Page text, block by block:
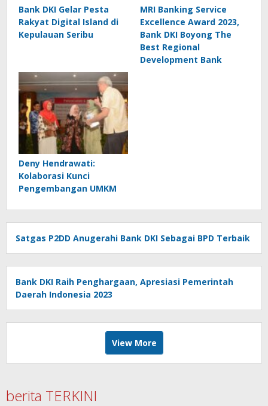
Bank DKI Gelar Pesta
Rakyat Digital Island di
Kepulauan Seribu
MRI Banking Service
Excellence Award 2023,
Bank DKI Boyong The
Best Regional
Development Bank
Deny Hendrawati:
Kolaborasi Kunci
Pengembangan UMKM
Satgas P2DD Anugerahi Bank DKI Sebagai BPD Terbaik
Bank DKI Raih Penghargaan, Apresiasi Pemerintah
Daerah Indonesia 2023
View More
berita TERKINI